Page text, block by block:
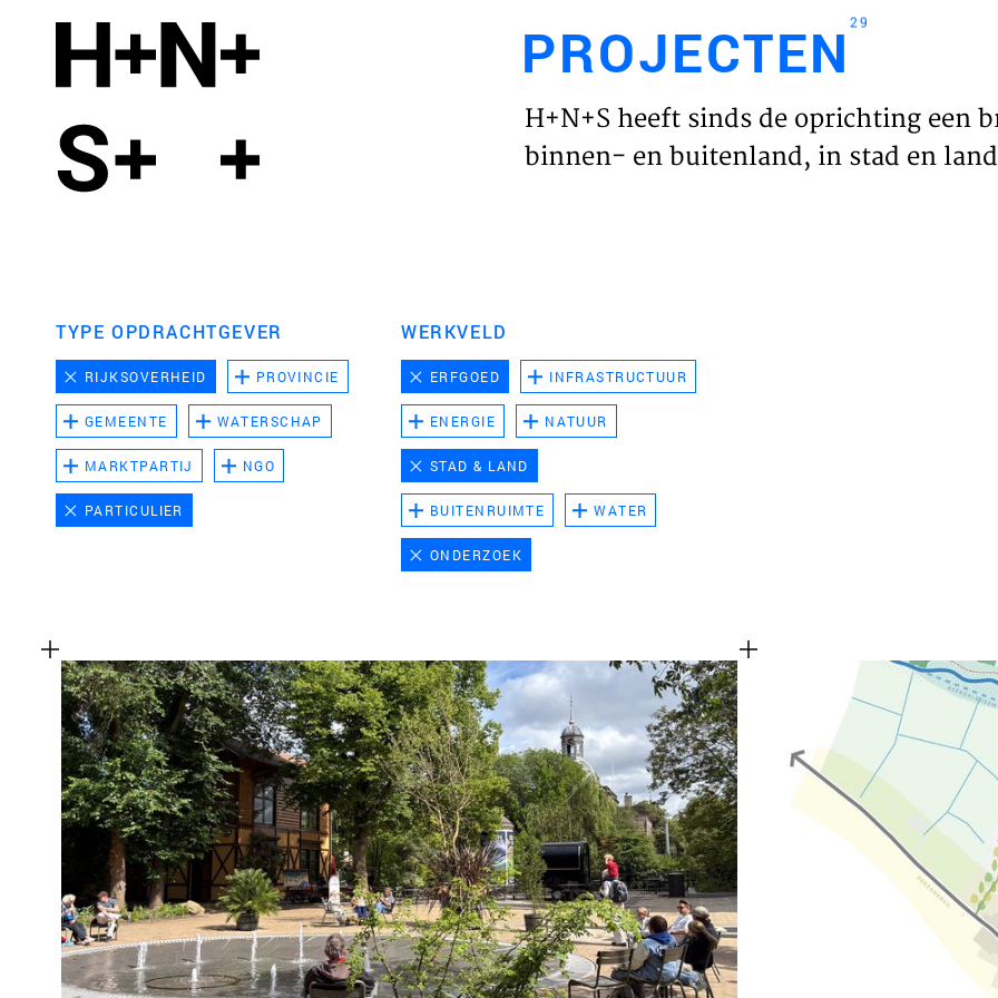
HOME
PROJECTEN29
H+N+S heeft sinds de oprichting een
binnen- en buitenland, in stad en
TYPE OPDRACHTGEVER
RIJKSOVERHEID PROVINCIE
GEMEENTE WATERSCHAP
MARKTPARTIJ NGO
PARTICULIER
WERKVELD
ERFGOED INFRASTRUCTUUR
ENERGIE NATUUR
STAD & LAND
BUITENRUIMTE WATER
ONDERZOEK